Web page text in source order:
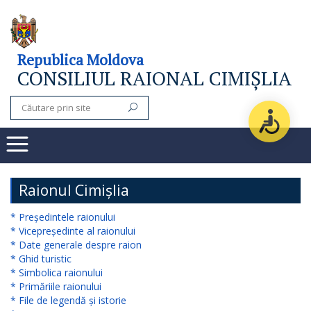
Consiliul
raional
Noutăți
Subdiviziuni
Secretarul
consiliului
raional
Aparatul
Republica Moldova
CONSILIUL RAIONAL CIMIȘLIA
Raionul Cimișlia
* Președintele raionului
* Vicepreședinte al raionului
* Date generale despre raion
* Ghid turistic
* Simbolica raionului
* Primăriile raionului
* File de legendă și istorie